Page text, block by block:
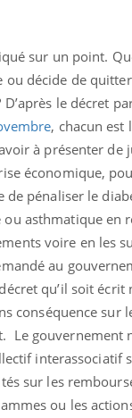
sur un point.
ou décide de
le décret
, chacun est
à présenter de
économique,
de pénaliser le
ou asthmatique en
voire en les
au
qu’il soit écrit
conséquence sur
Le gouvernement
interassociatif
sur les
ou les